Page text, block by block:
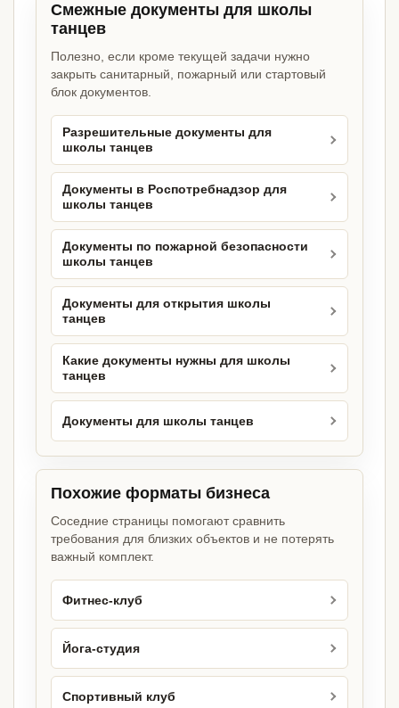
Смежные документы для школы
танцев
Полезно, если кроме текущей задачи нужно
закрыть санитарный, пожарный или стартовый
блок документов.
Разрешительные документы для
школы танцев
Документы в Роспотребнадзор для
школы танцев
Документы по пожарной безопасности
школы танцев
Документы для открытия школы
танцев
Какие документы нужны для школы
танцев
Документы для школы танцев
Похожие форматы бизнеса
Соседние страницы помогают сравнить
требования для близких объектов и не потерять
важный комплект.
Фитнес-клуб
Йога-студия
Спортивный клуб